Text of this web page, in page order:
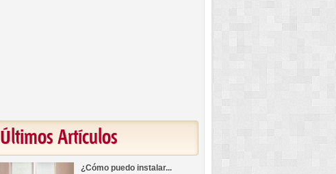
Últimos Artículos
¿Cómo puedo instalar...